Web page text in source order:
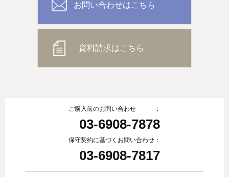
お問い合わせはこちら
資料請求はこちら
ご購入前のお問い合わせ ：
03-6908-7878
保守契約に基づくお問い合わせ：
03-6908-7817